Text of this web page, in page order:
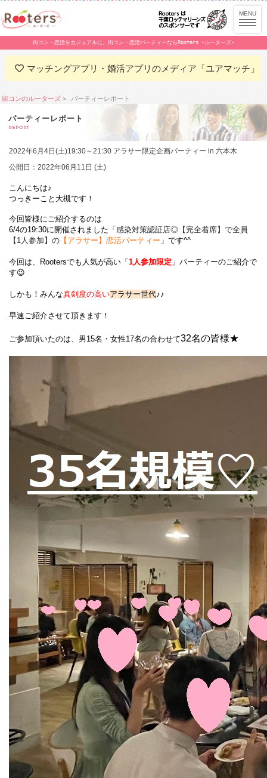
街コン・恋活をカジュアルに。街コン・恋活パーティーならRooters -ルーターズ-
マッチングアプリ・婚活アプリのメディア「ユアマッチ」
街コンのルーターズ パーティーレポート
パーティーレポート
REPORT
2022年6月4日(土)19:30～21:30 アラサー限定企画パーティー in 六本木
公開日：2022年06月11日 (土)
こんにちは♪
つっきーこと大槻です！
今回皆様にご紹介するのは
6/4の19:30に開催されました「 感染対策認証店◎ 【完全着席】 で全員
【1人参加】 の 【アラサー】恋活パーティー 」です^^
今回は、Rootersでも人気が高い「 1人参加限定 」パーティーのご紹介で
す😉
しかも！みんな真剣度の高いアラサー世代♪♪
早速ご紹介させて頂きます！
ご参加頂いたのは、男15名・女性17名の合わせて32名の皆様★